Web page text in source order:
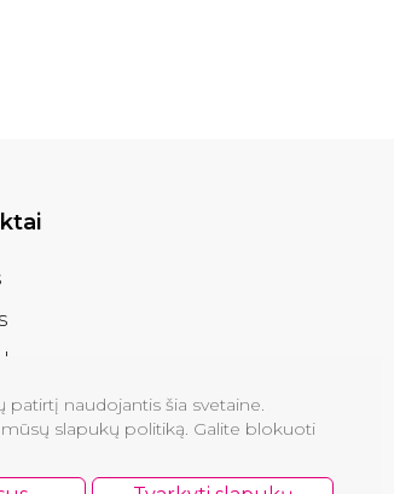
naudojantis šia svetaine.
slapukų politiką. Galite blokuoti